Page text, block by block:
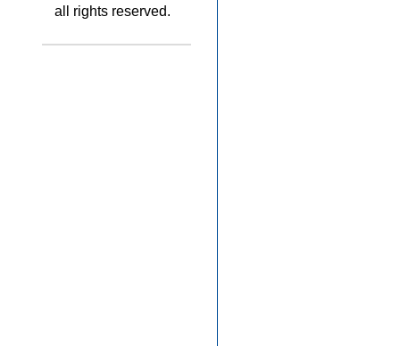
all rights reserved.